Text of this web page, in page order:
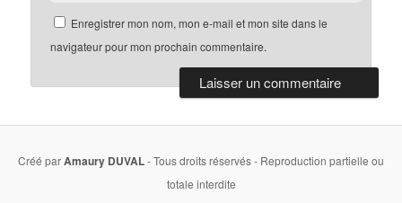
Enregistrer mon nom, mon e-mail et mon site dans le
navigateur pour mon prochain commentaire.
Créé parAmaury DUVAL- Tous droits réservés - Reproduction partielle ou
totale interdite